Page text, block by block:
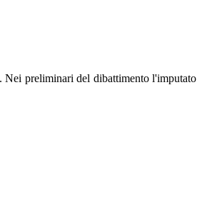
Nei preliminari del dibattimento l'imputato